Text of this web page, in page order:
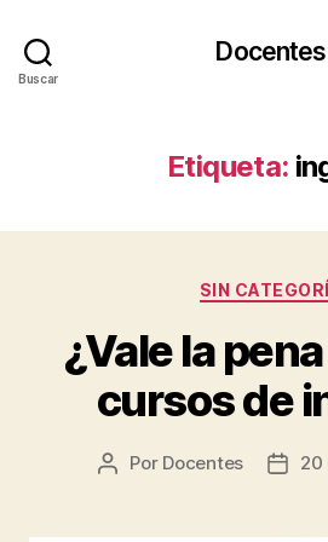
Buscar
Docentes
Etiqueta:
SIN
¿Vale la
cursos de
Autor
Por Docentes
Fecha
20